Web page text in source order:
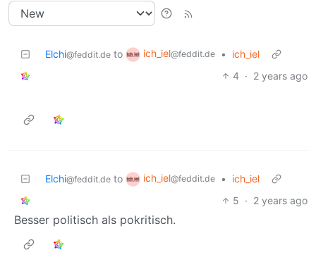
Elchi@feddit.de to ich_iel@feddit.de •
ich_iel
4 · 2 years ago
Elchi@feddit.de to ich_iel@feddit.de •
ich_iel
5 · 2 years ago
Besser politisch als pokritisch.